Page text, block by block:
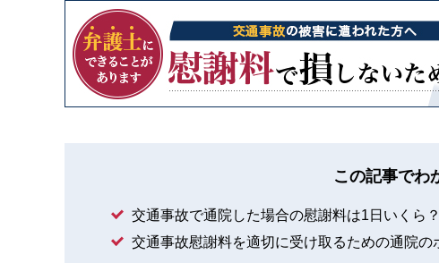
この記事でわ
交通事故で通院した場合の慰謝料は1日いくら？
交通事故慰謝料を適切に受け取るための通院の